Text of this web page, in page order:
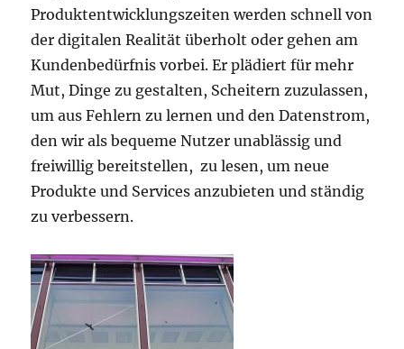
Produktentwicklungszeiten werden schnell von
der digitalen Realität überholt oder gehen am
Kundenbedürfnis vorbei. Er plädiert für mehr
Mut, Dinge zu gestalten, Scheitern zuzulassen,
um aus Fehlern zu lernen und den Datenstrom,
den wir als bequeme Nutzer unablässig und
freiwillig bereitstellen, zu lesen, um neue
Produkte und Services anzubieten und ständig
zu verbessern.